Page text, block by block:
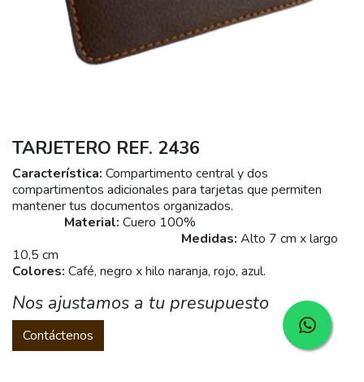
TARJETERO REF. 2436
Característica: Compartimento central y dos
compartimentos adicionales para tarjetas que permiten
mantener tus documentos organizados.
Material: Cuero 100%
Medidas: Alto 7 cm x largo
10,5 cm
Colores: Café, negro x hilo naranja, rojo, azul.
Nos ajustamos a tu presupuesto
Contáctenos